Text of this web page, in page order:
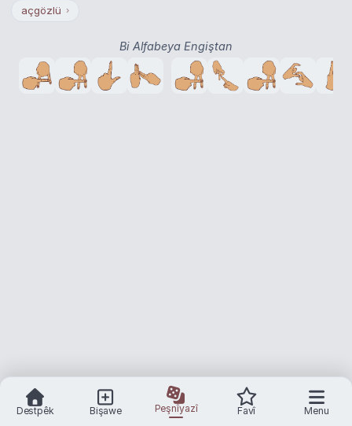
açgözlü ›
Bi Alfabeya Engiştan
Destpêk Bişawe Peşnîyazî Favî Menu